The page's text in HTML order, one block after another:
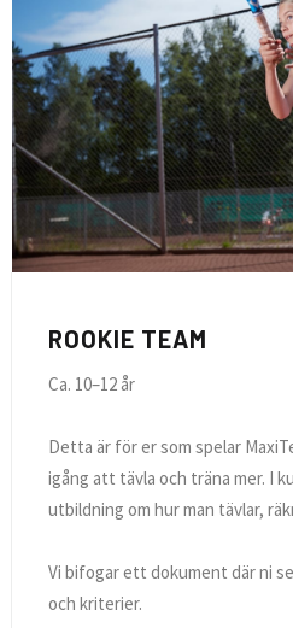
ROOKIE TEAM
Ca. 10–12 år
Detta är för er som spelar
igång att tävla och träna mer. I
utbildning om hur man tävlar,
Vi bifogar ett dokument där ni
och kriterier.